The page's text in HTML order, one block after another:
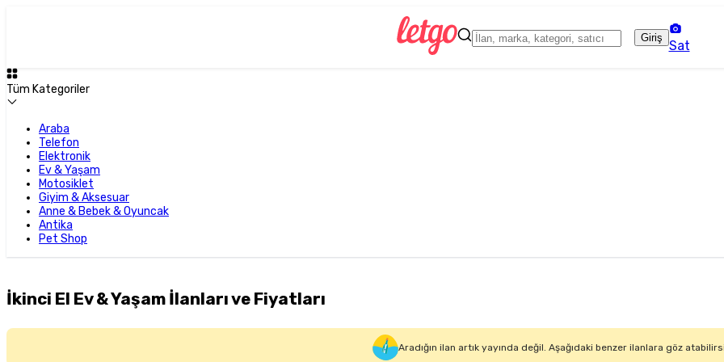
Giriş
Sat
Tüm Kategoriler
Araba
Telefon
Elektronik
Ev & Yaşam
Motosiklet
Giyim & Aksesuar
Anne & Bebek & Oyuncak
Antika
Pet Shop
İkinci El Ev & Yaşam İlanları ve Fiyatları
Aradığın ilan artık yayında değil. Aşağıdaki benzer ilanlara göz